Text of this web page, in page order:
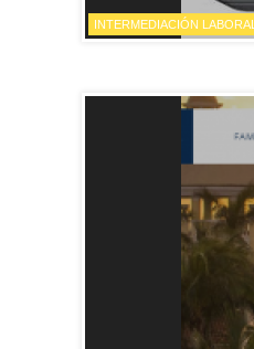
INTERMEDIACIÓN LABORAL